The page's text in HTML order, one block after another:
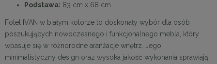
Podstawa: 83 cm x 68 cm
Fotel IVAN w białym kolorze to doskonały wybór dla osób
poszukujących nowoczesnego i funkcjonalnego mebla, który
wpasuje się w różnorodne aranżacje wnętrz. Jego
minimalistyczny design oraz wysoka jakość wykonania sprawiają,